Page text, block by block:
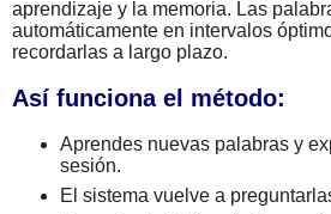
aprendizaje y la memoria. Las
automáticamente en intervalos
recordarlas a largo plazo.
Así funciona el método:
Aprendes nuevas palabras y
sesión.
El sistema vuelve a